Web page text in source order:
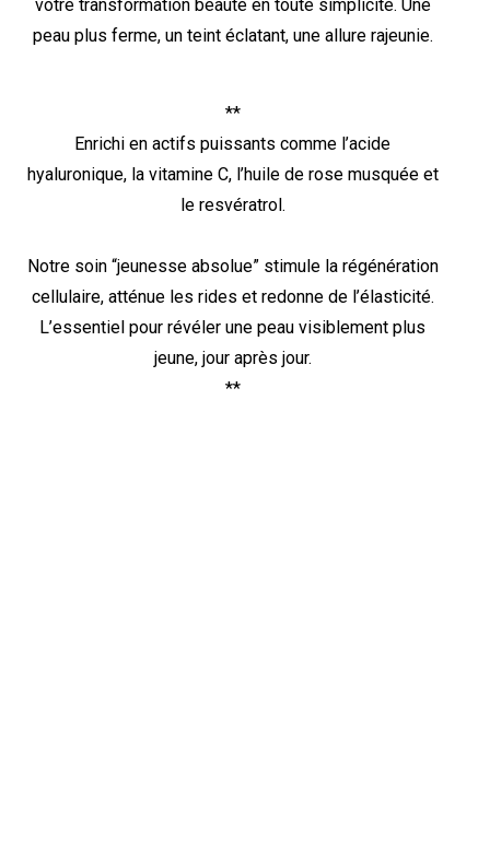
votre transformation beauté en toute simplicité. Une
peau plus ferme, un teint éclatant, une allure rajeunie.
**
Enrichi en actifs puissants comme l’acide
hyaluronique, la vitamine C, l’huile de rose musquée et
le resvératrol.
Notre soin “jeunesse absolue” stimule la régénération
cellulaire, atténue les rides et redonne de l’élasticité.
L’essentiel pour révéler une peau visiblement plus
jeune, jour après jour.
**